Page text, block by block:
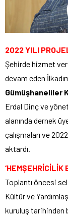
2022 YILI
Şehirde hizmet
devam eden
Gümüşhaneliler
Erdal Dinç ve
alanında dernek
çalışmaları ve
aktardı.
‘HEMŞEHRİCİLİK
Toplantı öncesi
Kültür ve
kuruluş tarihinden